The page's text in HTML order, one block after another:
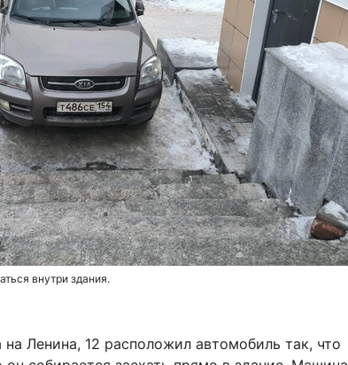
внутри здания.
Ленина, 12 расположил автомобиль так, что